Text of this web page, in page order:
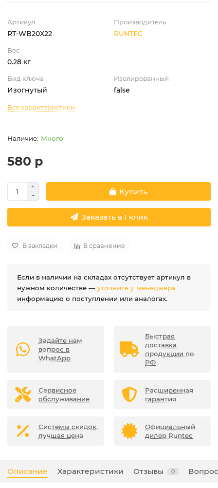
Артикул
RT-WB20X22
Производитель
RUNTEC
Вес
0.28 кг
Вид ключа
Изогнутый
Изолированный
false
Все характеристики
Много
580 р
Купить
Заказать в 1 клик
В закладки В сравнение
Если в наличии на складах отсутствует артикул в
нужном количестве —уточните у менеджера
информацию о поступлении или аналогах.
Задайте нам
вопрос в
WhatApp
Быстрая
доставка
продукции по
РФ
Сервисное
обслуживание
Расширенная
гарантия
Системы скидок,
лучшая цена
Официальный
дилер Runtec
Описание Характеристики Отзывы 0